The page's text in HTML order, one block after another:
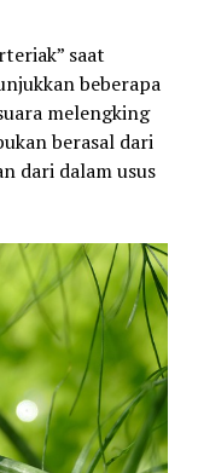
saat
beberapa
melengking
berasal dari
dari dalam usus